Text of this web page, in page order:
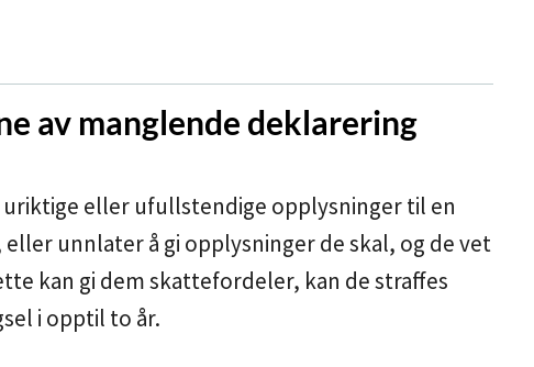
av manglende deklarering
uriktige eller ufullstendige opplysninger til en
unnlater å gi opplysninger de skal, og de vet
kan gi dem skattefordeler, kan de straffes
i opptil to år.